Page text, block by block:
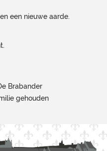
een nieuwe aarde.
Brabander
gehouden